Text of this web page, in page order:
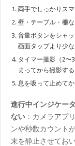
両手でしっかりス
壁・テーブル・柵
音量ボタンをシャ
画面タップより少な
タイマー撮影（2〜
まってから撮影する
息を吸って止めて
進行中インジケー
ない ：カメラアプ
ンや秒数カウント
末を静止させてお